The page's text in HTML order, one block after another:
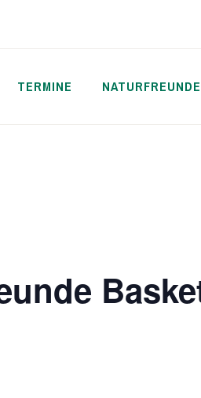
TERMINE